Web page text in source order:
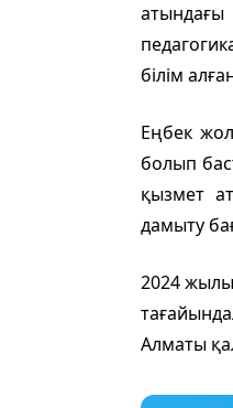
білім
Еңбек
болып
қызмет
дамыту
2024
Алматы